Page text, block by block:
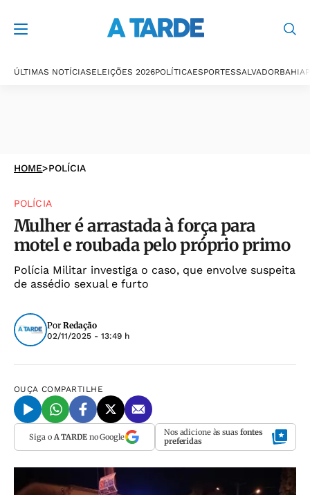
ÚLTIMAS NOTÍCIASELEIÇÕES 2026POLÍTICAESPORTESSALVADORBAHIA
HOME>POLÍCIA
POLÍCIA
Mulher é arrastada à força para
motel e roubada pelo próprio primo
Polícia Militar investiga o caso, que envolve suspeita
de assédio sexual e furto
Por Redação
02/11/2025 - 13:49 h
OUÇA COMPARTILHE
Siga o A TARDEno Google Nos adicione às suas fontes
preferidas